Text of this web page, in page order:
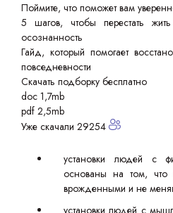
Поймите, что поможет вам
5 шагов, чтобы перестать
осознанность
Гайд, который помогает
повседневности
Скачать подборку бесплатно
doc 1,7mb
pdf 2,5mb
Уже скачали 29254
установки людей с
основаны на том, что
врожденными и не
установки людей с